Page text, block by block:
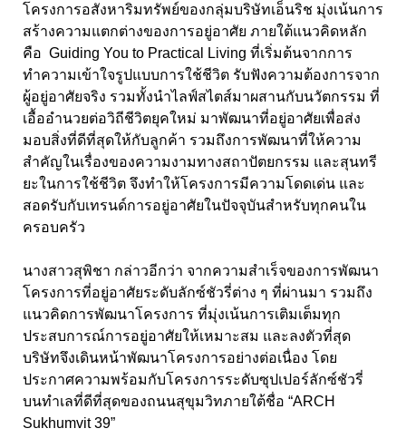
โครงการอสังหาริมทรัพย์ของกลุ่มบริษัทเอ็นริช มุ่งเน้นการ
สร้างความแตกต่างของการอยู่อาศัย ภายใต้แนวคิดหลัก
คือ Guiding You to Practical Living ที่เริ่มต้นจากการ
ทำความเข้าใจรูปแบบการใช้ชีวิต รับฟังความต้องการจาก
ผู้อยู่อาศัยจริง รวมทั้งนำไลฟ์สไตส์มาผสานกับนวัตกรรม ที่
เอื้ออำนวยต่อวิถีชีวิตยุคใหม่ มาพัฒนาที่อยู่อาศัยเพื่อส่ง
มอบสิ่งที่ดีที่สุดให้กับลูกค้า รวมถึงการพัฒนาที่ให้ความ
สำคัญในเรื่องของความงามทางสถาปัตยกรรม และสุนทรี
ยะในการใช้ชีวิต จึงทำให้โครงการมีความโดดเด่น และ
สอดรับกับเทรนด์การอยู่อาศัยในปัจจุบันสำหรับทุกคนใน
ครอบครัว
นางสาวสุพิชา กล่าวอีกว่า จากความสำเร็จของการพัฒนา
โครงการที่อยู่อาศัยระดับลักซ์ชัวรี่ต่าง ๆ ที่ผ่านมา รวมถึง
แนวคิดการพัฒนาโครงการ ที่มุ่งเน้นการเติมเต็มทุก
ประสบการณ์การอยู่อาศัยให้เหมาะสม และลงตัวที่สุด
บริษัทจึงเดินหน้าพัฒนาโครงการอย่างต่อเนื่อง โดย
ประกาศความพร้อมกับโครงการระดับซุปเปอร์ลักซ์ชัวรี่
บนทำเลที่ดีที่สุดของถนนสุขุมวิทภายใต้ชื่อ “ARCH
Sukhumvit 39”